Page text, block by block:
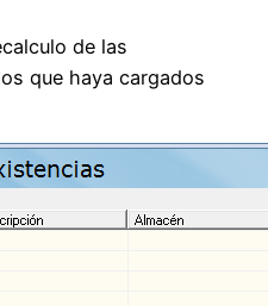
de las
que haya cargados